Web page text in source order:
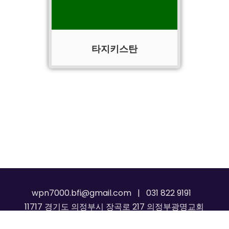
타지키스탄
wpn7000.bfi@gmail.com | 031 822 9191
11717 경기도 의정부시 장곡로 217 의정부광명교회